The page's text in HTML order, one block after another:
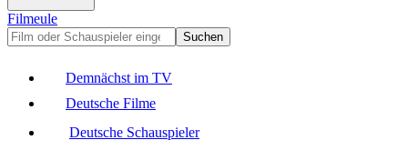
Filmeule
Suchen
Demnächst im TV
Deutsche Filme
Deutsche Schauspieler